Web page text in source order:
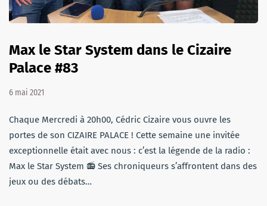
Max le Star System dans le Cizaire
Palace #83
6 mai 2021
Chaque Mercredi à 20h00, Cédric Cizaire vous ouvre les
portes de son CIZAIRE PALACE ! Cette semaine une invitée
exceptionnelle était avec nous : c’est la légende de la radio :
Max le Star System 📻 Ses chroniqueurs s’affrontent dans des
jeux ou des débats…